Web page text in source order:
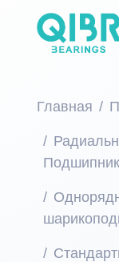
Главная
Подшипник